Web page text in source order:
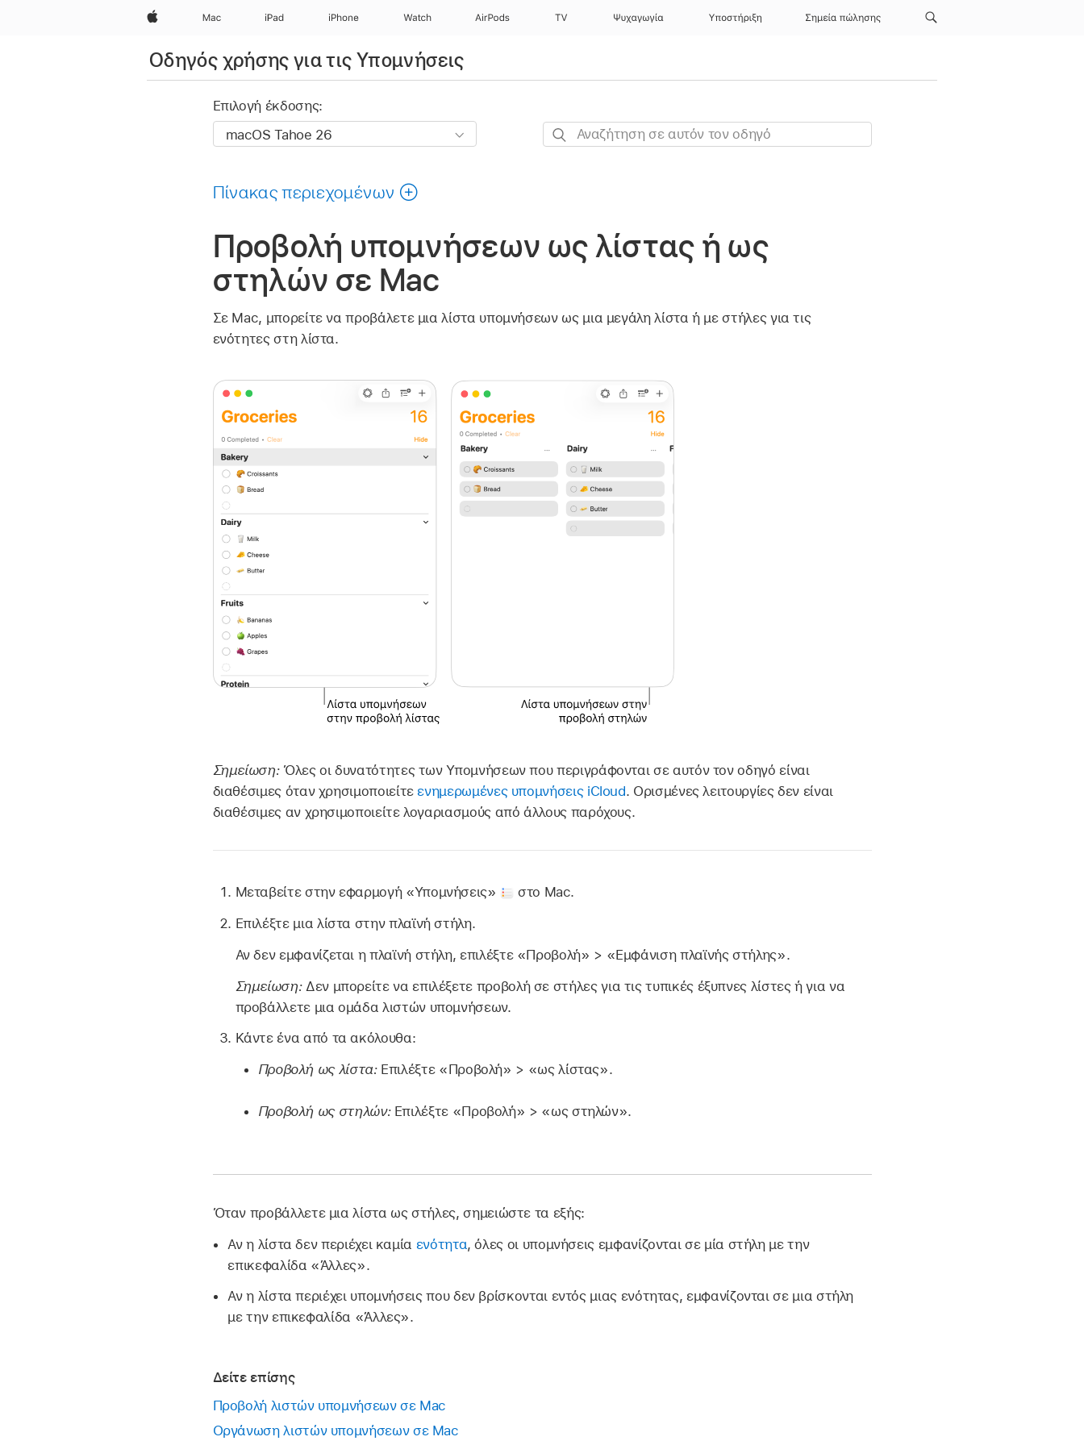
Apple Mac iPad iPhone Watch AirPods TV Ψυχαγωγία Υποστήριξη Σημεία πώλησης
Οδηγός χρήσης για τις Υπομνήσεις
Επιλογή έκδοσης:
Αναζήτηση
Πίνακας περιεχομένων
Προβολή υπομνήσεων ως λίστας ή ως
στηλών σε Mac
Σε Mac, μπορείτε να προβάλετε μια λίστα υπομνήσεων ως μια μεγάλη λίστα ή με στήλες για τις
ενότητες στη λίστα.
Σημείωση: Όλες οι δυνατότητες των Υπομνήσεων που περιγράφονται σε αυτόν τον οδηγό είναι
διαθέσιμες όταν χρησιμοποιείτε ενημερωμένες υπομνήσεις iCloud. Ορισμένες λειτουργίες δεν είναι
διαθέσιμες αν χρησιμοποιείτε λογαριασμούς από άλλους παρόχους.
Μεταβείτε στην εφαρμογή «Υπομνήσεις»
στο Mac.
Επιλέξτε μια λίστα στην πλαϊνή στήλη.
Αν δεν εμφανίζεται η πλαϊνή στήλη, επιλέξτε «Προβολή» > «Εμφάνιση πλαϊνής στήλης».
Σημείωση: Δεν μπορείτε να επιλέξετε προβολή σε στήλες για τις τυπικές έξυπνες λίστες ή για να
προβάλλετε μια ομάδα λιστών υπομνήσεων.
Κάντε ένα από τα ακόλουθα:
Προβολή ως λίστα:Επιλέξτε «Προβολή» > «ως λίστας».
Προβολή ως στηλών:Επιλέξτε «Προβολή» > «ως στηλών».
Όταν προβάλλετε μια λίστα ως στήλες, σημειώστε τα εξής:
Αν η λίστα δεν περιέχει καμία ενότητα, όλες οι υπομνήσεις εμφανίζονται σε μία στήλη με την
επικεφαλίδα «Άλλες».
Αν η λίστα περιέχει υπομνήσεις που δεν βρίσκονται εντός μιας ενότητας, εμφανίζονται σε μια στήλη
με την επικεφαλίδα «Άλλες».
Δείτε επίσης
Προβολή λιστών υπομνήσεων σε Mac
Οργάνωση λιστών υπομνήσεων σε Mac